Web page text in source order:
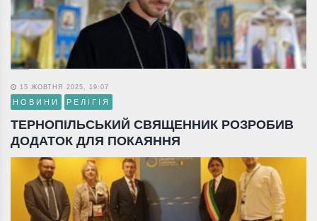
15 ЖОВТНЯ 2025, 19:07
НОВИНИ РЕЛІГІЯ
ТЕРНОПІЛЬСЬКИЙ СВЯЩЕННИК РОЗРОБИВ
ДОДАТОК ДЛЯ ПОКАЯННЯ